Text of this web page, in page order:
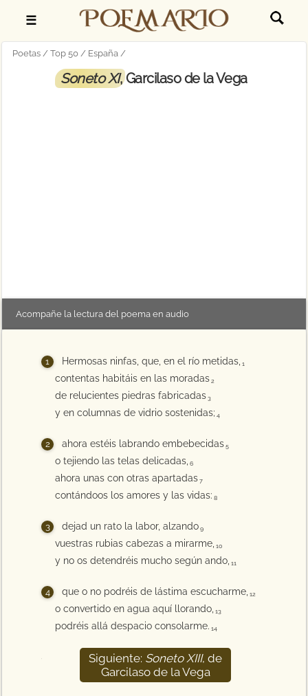
☰
Poetas Top 50 España
Soneto XI, Garcilaso de la Vega
Acompañe la lectura del poema en audio
Hermosas ninfas, que, en el río metidas, 1
contentas habitáis en las moradas 2
de relucientes piedras fabricadas 3
y en columnas de vidrio sostenidas; 4
ahora estéis labrando embebecidas 5
o tejiendo las telas delicadas, 6
ahora unas con otras apartadas 7
contándoos los amores y las vidas: 8
dejad un rato la labor, alzando 9
vuestras rubias cabezas a mirarme, 10
y no os detendréis mucho según ando, 11
que o no podréis de lástima escucharme, 12
o convertido en agua aquí llorando, 13
podréis allá despacio consolarme. 14
Siguiente: Soneto XIII, de
Garcilaso de la Vega